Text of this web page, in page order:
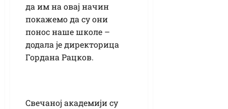
да им на овај начин
покажемо да су они
понос наше школе –
додала је директорица
Гордана Рацков.
Свечаној академији су